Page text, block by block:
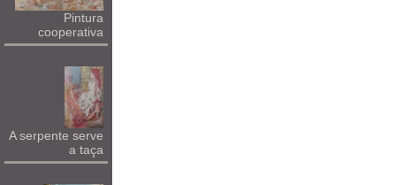
Pintura
cooperativa
A serpente serve
a taça